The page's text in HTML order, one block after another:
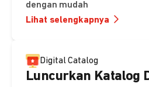
dengan mudah
Lihat selengkapnya
Digital Catalog
Luncurkan Katalog